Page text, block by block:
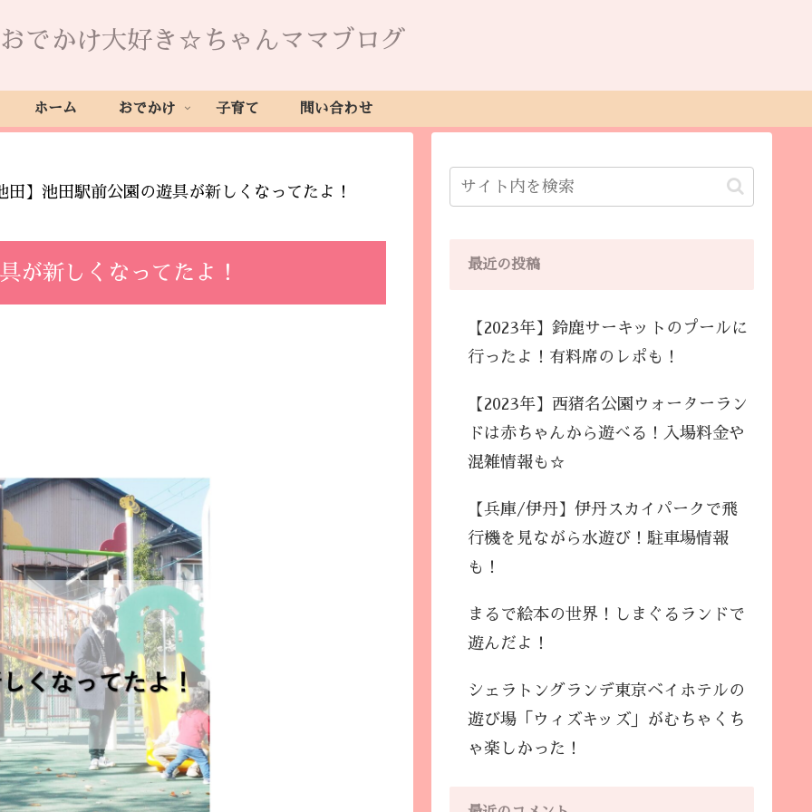
おでかけ大好き☆ちゃんママブログ
ホーム おでかけ 子育て 問い合わせ
】池田駅前公園の遊具が新しくなってたよ！
が新しくなってたよ！ 最近の投稿
【2023年】鈴鹿サーキットのプールに
行ったよ！有料席のレポも！
【2023年】西猪名公園ウォーターラン
ドは赤ちゃんから遊べる！入場料金や
混雑情報も☆
【兵庫/伊丹】伊丹スカイパークで飛
行機を見ながら水遊び！駐車場情報
も！
まるで絵本の世界！しまぐるランドで
遊んだよ！
シェラトングランデ東京ベイホテルの
遊び場「ウィズキッズ」がむちゃくち
ゃ楽しかった！